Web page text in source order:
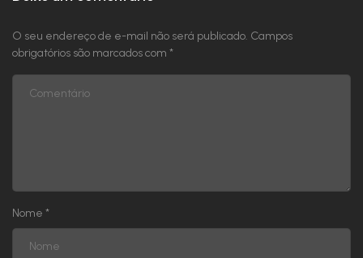
O seu endereço de e-mail não será publicado. Campos
obrigatórios são marcados com *
Nome *